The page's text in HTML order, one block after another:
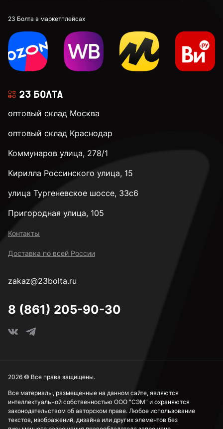
С полной резьбой
3 мм
3,9 мм
4 мм
4,8 мм
5,5 мм
23 Болта в маркетплейсах
оптовый склад Москва
оптовый склад Краснодар
Коммунаров улица, 278/1
Кирилла Россинского улица, 15
улица Тургеневское шоссе, 33с6
Пригородная улица, 105
Контакты
Доставка по всей России
zakaz@23bolta.ru
8 (861) 205-90-30
Все материалы, размещенные на данном сайте, являются
интеллектуальной собственностью ООО "СЭМ" и охраняются
законодательством об авторском праве. Любое использование
текстов, изображений, дизайна или других элементов без
2026 © Все права защищены.